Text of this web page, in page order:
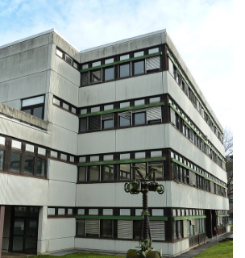
[ AVZ Geb. A und B ]
Trier